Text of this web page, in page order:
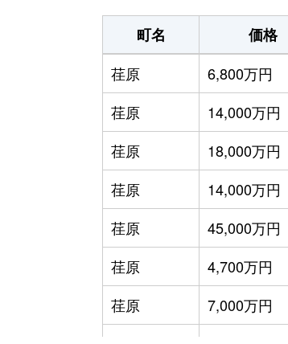
町名 価格
荏原
6,800万円
荏原
14,000万円
荏原
18,000万円
荏原
14,000万円
荏原
45,000万円
荏原
4,700万円
荏原
7,000万円